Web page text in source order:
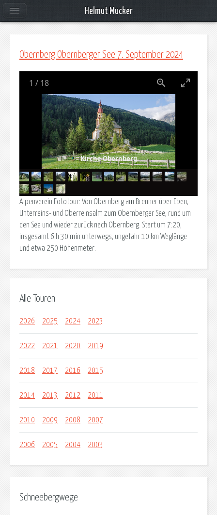
Obernberg Obernberger See 7. September 2024
Kirche Obernberg
1 / 18
Alpenverein Fototour: Von Obernberg am Brenner über Eben,
Unterreins- und Oberreinsalm zum Obernberger See, rund um
den See und wieder zurück nach Obernberg. Start um 7:20,
insgesamt 6 h 30 min unterwegs, ungefähr 10 km Weglänge
und etwa 250 Höhenmeter.
Alle Touren
2026 2025 2024 2023
2022 2021 2020 2019
2018 2017 2016 2015
2014 2013 2012 2011
2010 2009 2008 2007
2006 2005 2004 2003
Schneebergwege
Helmut Mucker